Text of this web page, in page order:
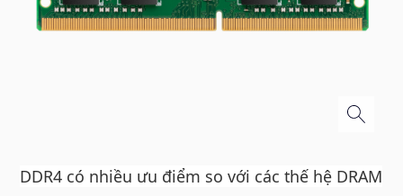
DDR4 có nhiều ưu điểm so với các thế hệ DRAM